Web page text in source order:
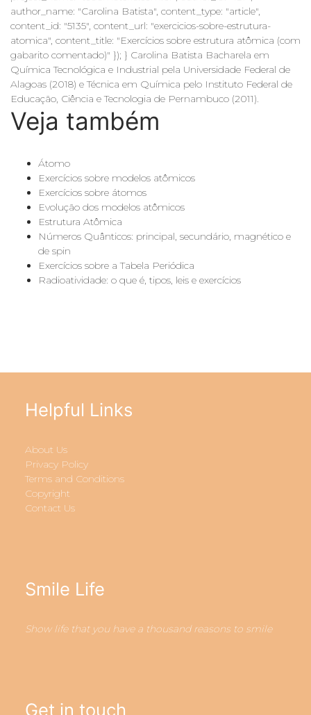
author_name: "Carolina Batista", content_type: "article",
content_id: "5135", content_url: "exercicios-sobre-estrutura-
atomica", content_title: "Exercícios sobre estrutura atômica (com
gabarito comentado)" }); } Carolina Batista Bacharela em
Química Tecnológica e Industrial pela Universidade Federal de
Alagoas (2018) e Técnica em Química pelo Instituto Federal de
Educação, Ciência e Tecnologia de Pernambuco (2011).
Veja também
Átomo
Exercícios sobre modelos atômicos
Exercícios sobre átomos
Evolução dos modelos atômicos
Estrutura Atômica
Números Quânticos: principal, secundário, magnético e
de spin
Exercícios sobre a Tabela Periódica
Radioatividade: o que é, tipos, leis e exercícios
Helpful Links
About Us
Privacy Policy
Terms and Conditions
Copyright
Contact Us
Smile Life
Show life that you have a thousand reasons to smile
Get in touch